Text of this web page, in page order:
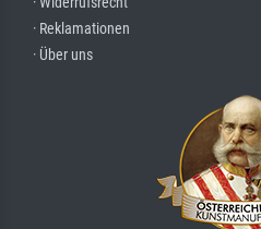
· Reklamationen
· Über uns